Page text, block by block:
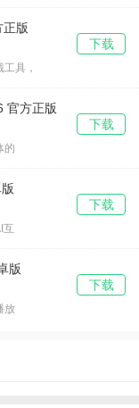
正版
具，
下载
官方正版
的
下载
互
下载
版
放
下载